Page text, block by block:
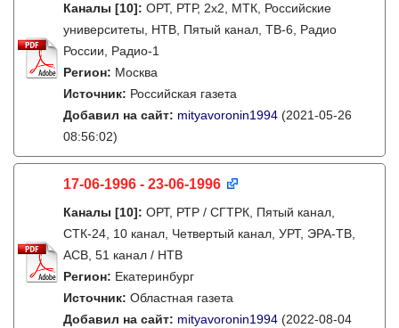
Каналы [10]: ОРТ, РТР, 2х2, МТК, Российские
университеты, НТВ, Пятый канал, ТВ-6, Радио
России, Радио-1
Регион: Москва
Источник: Российская газета
Добавил на сайт: mityavoronin1994 (2021-05-26
08:56:02)
17-06-1996 - 23-06-1996
Каналы [10]: ОРТ, РТР / СГТРК, Пятый канал,
СТК-24, 10 канал, Четвертый канал, УРТ, ЭРА-ТВ,
АСВ, 51 канал / НТВ
Регион: Екатеринбург
Источник: Областная газета
Добавил на сайт: mityavoronin1994 (2022-08-04